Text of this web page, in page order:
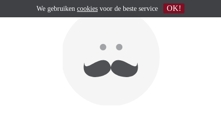
We gebruiken cookies voor de beste service OK!